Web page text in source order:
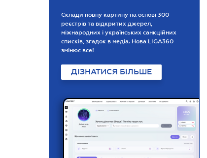
Склади повну картину на основі 300
реєстрів та відкритих джерел,
міжнародних і українських санкційних
списків, згадок в медіа. Нова LIGA360
змінює все!
ДІЗНАТИСЯ БІЛЬШЕ